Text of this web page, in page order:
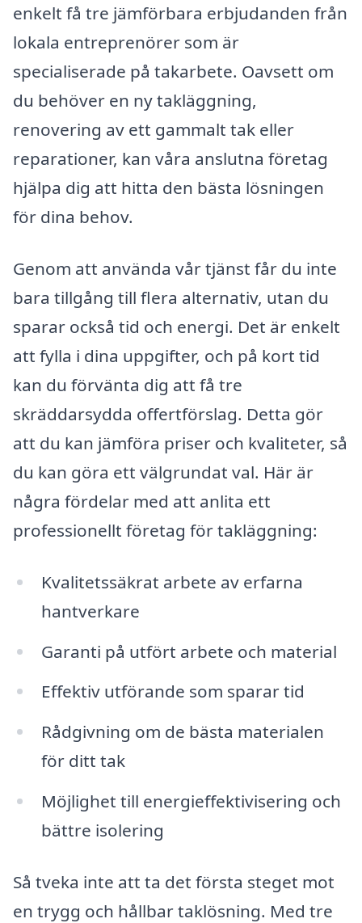
enkelt få tre jämförbara erbjudanden från
lokala entreprenörer som är
specialiserade på takarbete. Oavsett om
du behöver en ny takläggning,
renovering av ett gammalt tak eller
reparationer, kan våra anslutna företag
hjälpa dig att hitta den bästa lösningen
för dina behov.
Genom att använda vår tjänst får du inte
bara tillgång till flera alternativ, utan du
sparar också tid och energi. Det är enkelt
att fylla i dina uppgifter, och på kort tid
kan du förvänta dig att få tre
skräddarsydda offertförslag. Detta gör
att du kan jämföra priser och kvaliteter, så
du kan göra ett välgrundat val. Här är
några fördelar med att anlita ett
professionellt företag för takläggning:
Kvalitetssäkrat arbete av erfarna
hantverkare
Garanti på utfört arbete och material
Effektiv utförande som sparar tid
Rådgivning om de bästa materialen
för ditt tak
Möjlighet till energieffektivisering och
bättre isolering
Så tveka inte att ta det första steget mot
en trygg och hållbar taklösning. Med tre